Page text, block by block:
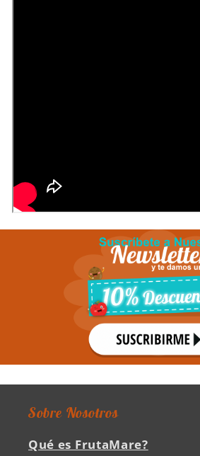
Sobre Nosotros
Qué es FrutaMare?